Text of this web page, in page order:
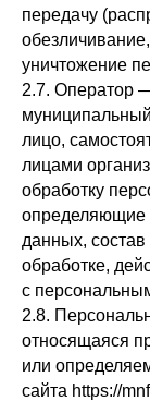
передачу
уничтожение
2.7. Оператор
лицо,
лицами
обработку
определяющие
данных,
обработке,
с
2.8.
относящаяся
или
сайта https://